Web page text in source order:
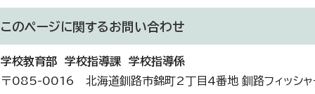
このページに関するお問い合わせ
学校教育部 学校指導課 学校指導係
〒085-0016 北海道釧路市錦町2丁目4番地 釧路フィッシャ